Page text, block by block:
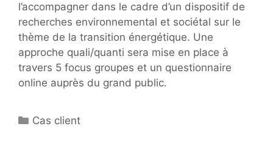
l’accompagner dans le cadre d’un dispositif de
recherches environnemental et sociétal sur le
thème de la transition énergétique. Une
approche quali/quanti sera mise en place à
travers 5 focus groupes et un questionnaire
online auprès du grand public.
Catégories
Cas client